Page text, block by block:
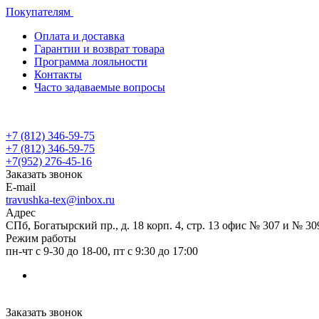
Покупателям
Оплата и доставка
Гарантии и возврат товара
Программа лояльности
Контакты
Часто задаваемые вопросы
+7 (812) 346-59-75
+7 (812) 346-59-75
+7(952) 276-45-16
Заказать звонок
E-mail
travushka-tex@inbox.ru
Адрес
СПб, Богатырский пр., д. 18 корп. 4, стр. 13 офис № 307 и №
Режим работы
пн-чт с 9-30 до 18-00, пт с 9:30 до 17:00
Заказать звонок